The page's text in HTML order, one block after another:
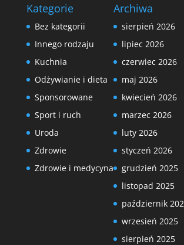
Kategorie
Bez kategorii
Innego rodzaju
Kuchnia
Odżywianie i dieta
Sponsorowane
Sport i ruch
Uroda
Zdrowie
Zdrowie i medycyna
Archiwa
sierpień 2026
lipiec 2026
czerwiec 2026
maj 2026
kwiecień 2026
marzec 2026
luty 2026
styczeń 2026
grudzień 2025
listopad 2025
październik
wrzesień 2025
sierpień 2025